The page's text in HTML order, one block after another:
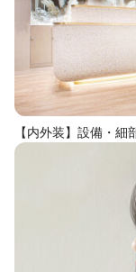
【内外装】設備・